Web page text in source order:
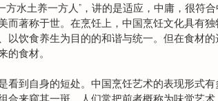
方水土养一方人”，讲的是适应，中庸，很符合
而著称于世。在烹饪上，中国烹饪文化具有
以饮食养生为目的的和谐与统一。但在食材
食材。
看到自身的短处。中国烹饪艺术的表现形式